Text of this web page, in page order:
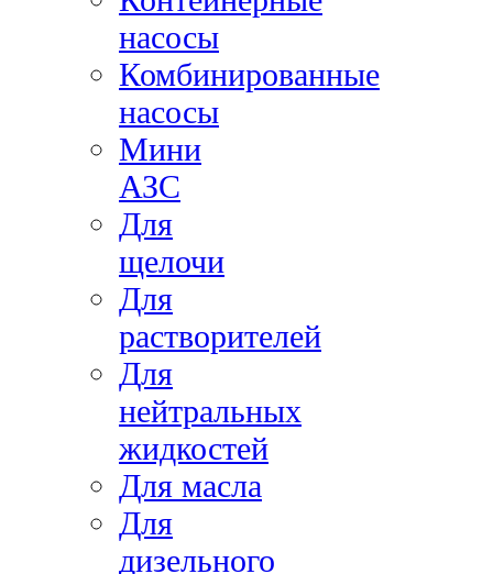
насосы
Комбинированные
насосы
Мини
АЗС
Для
щелочи
Для
растворителей
Для
нейтральных
жидкостей
Для масла
Для
дизельного